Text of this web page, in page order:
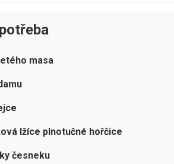
masa
lžíce plnotučné hořčice
česneku